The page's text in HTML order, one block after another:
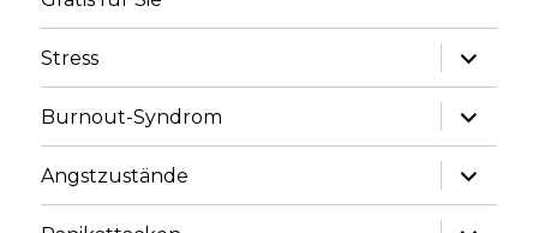
Stress
Burnout-Syndrom
Angstzustände